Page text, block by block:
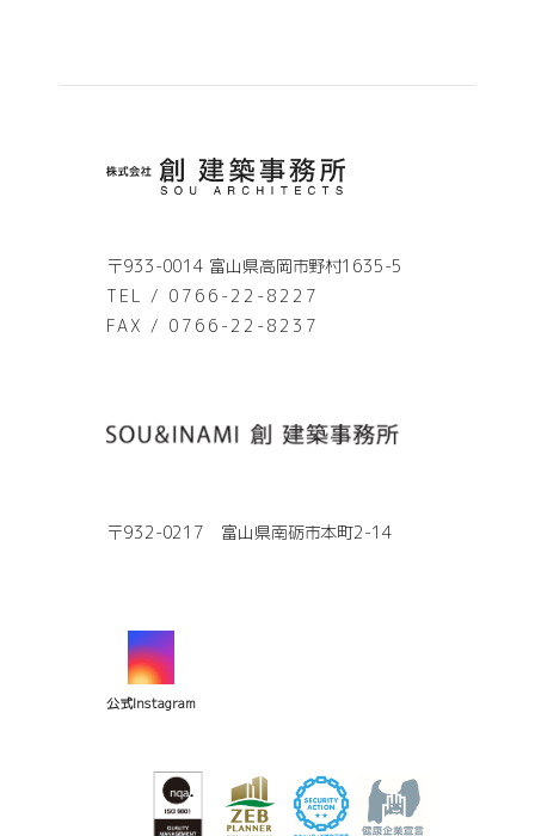
〒933-0014 富山県高岡市野村1635-5
TEL / 0766-22-8227
FAX / 0766-22-8237
〒932-0217 富山県南砺市本町2-14
公式Instagram